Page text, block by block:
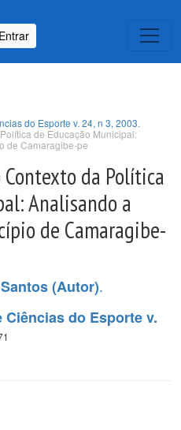
Entrar
do Esporte v. 24, n 3, 2003.
de Educação Municipal:
de Camaragibe-pe
Contexto da Política
Analisando a
de Camaragibe-
(Autor).
do Esporte v.